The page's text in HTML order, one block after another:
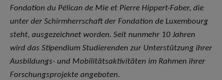
Fondation du Pélican de Mie et Pierre Hippert-Faber, die
unter der Schirmherrschaft der Fondation de Luxembourg
steht, ausgezeichnet worden. Seit nunmehr 10 Jahren
wird das Stipendium Studierenden zur Unterstützung ihrer
Ausbildungs- und Mobilitätsaktivitäten im Rahmen ihrer
Forschungsprojekte angeboten.